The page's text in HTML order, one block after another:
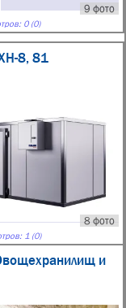
9 фото
0 (0)
8, 81
8 фото
1 (0)
и